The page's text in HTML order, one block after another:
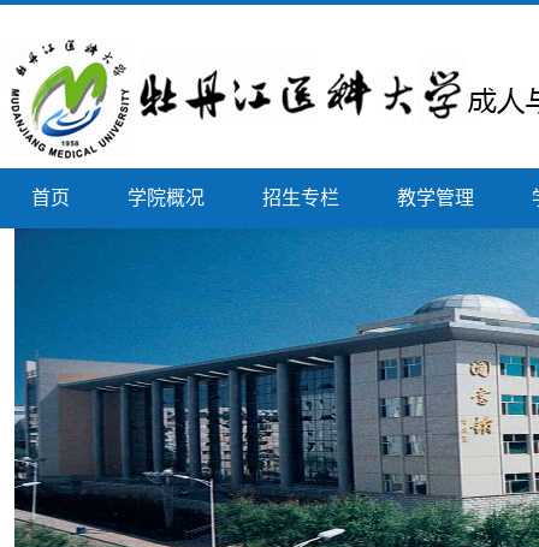
首页 学院概况 招生专栏 教学管理